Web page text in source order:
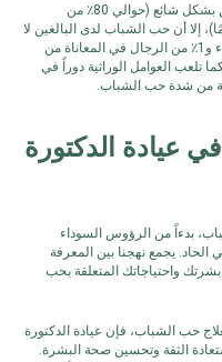
على الرغم من أن حب الشباب يصيب المراهقين بشكل شائع (حوالي 80٪ من
أعمارهم بين 11 و30 عامًا)، إلا أن حب الشباب لدى البالغين لا
يزال منتشرًا أيضًا. إذ يستمر حوالي 5٪ من النساء و1٪ من الرجال في المعاناة من
العوامل الوراثية دوراً في
شدة حب الشباب.
الدكتورة
من الرؤوس السوداء
يجمع نهجنا بين المعرفة
واحتياجاتك المتعلقة بحب
الشباب، فإن عيادة الدكتورة
الثقة وتحسين صحة البشرة.